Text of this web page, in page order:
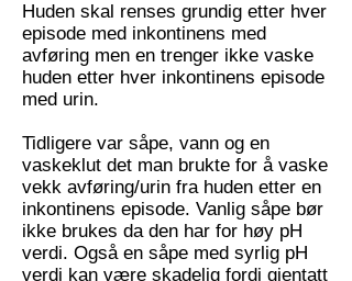
Huden skal renses grundig etter hver
episode med inkontinens med
avføring men en trenger ikke vaske
huden etter hver inkontinens episode
med urin.
Tidligere var såpe, vann og en
vaskeklut det man brukte for å vaske
vekk avføring/urin fra huden etter en
inkontinens episode. Vanlig såpe bør
ikke brukes da den har for høy pH
verdi. Også en såpe med syrlig pH
verdi kan være skadelig fordi gjentatt